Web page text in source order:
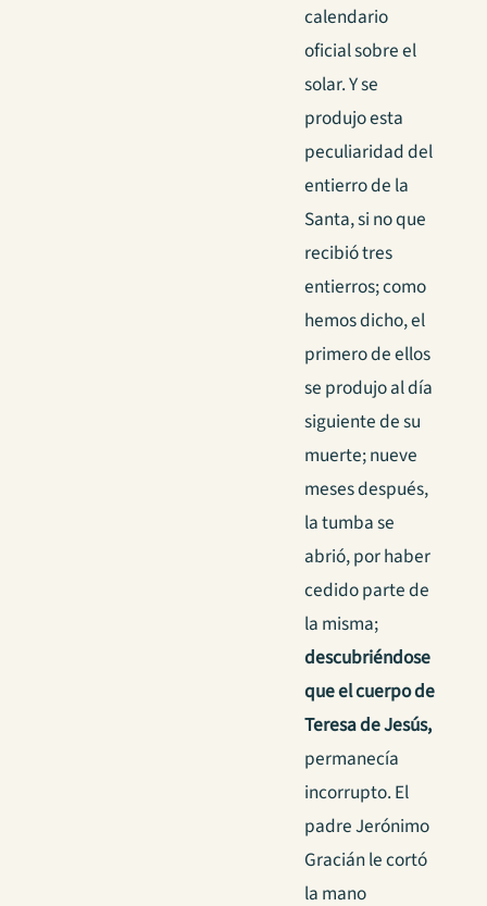
calendario
oficial sobre el
solar. Y se
produjo esta
peculiaridad del
entierro de la
Santa, si no que
recibió tres
entierros; como
hemos dicho, el
primero de ellos
se produjo al día
siguiente de su
muerte; nueve
meses después,
la tumba se
abrió, por haber
cedido parte de
la misma;
descubriéndose
que el cuerpo de
Teresa de Jesús,
permanecía
incorrupto. El
padre Jerónimo
Gracián le cortó
la mano